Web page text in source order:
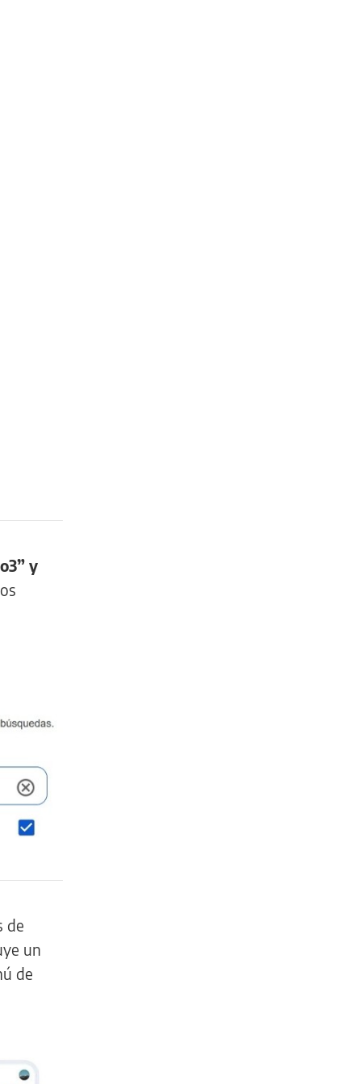
y
de
un
de